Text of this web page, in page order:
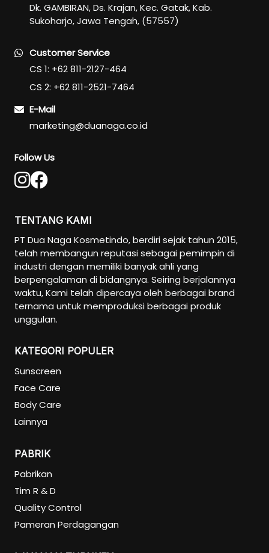
Dk. GAMBIRAN, Ds. Krajan, Kec. Gatak, Kab.
Sukoharjo, Jawa Tengah, (57557)
Customer Service
CS 1: +62 811-2127-464
CS 2: +62 811-2521-7464
E-Mail
marketing@duanaga.co.id
Follow Us
TENTANG KAMI
PT Dua Naga Kosmetindo, berdiri sejak tahun 2015,
telah membangun reputasi sebagai pemimpin di
industri dengan memiliki banyak ahli yang
berpengalaman di bidangnya. Seiring berjalannya
waktu, Kami telah dipercaya oleh berbagai brand
ternama untuk memproduksi berbagai produk
unggulan.
KATEGORI POPULER
Sunscreen
Face Care
Body Care
Lainnya
PABRIK
Pabrikan
Tim R & D
Quality Control
Pameran Perdagangan